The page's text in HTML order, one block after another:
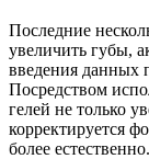
Последние
увеличить губы,
введения данных
Посредством
гелей не только
корректируется
более естественно.